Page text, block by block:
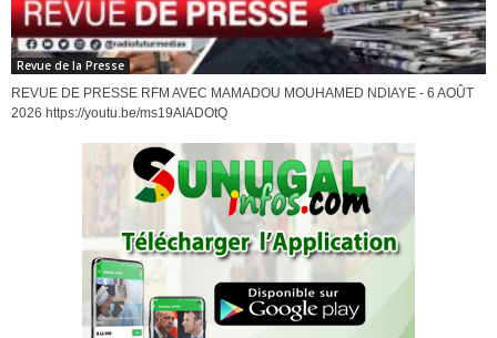
Revue de la Presse
REVUE DE PRESSE RFM AVEC MAMADOU MOUHAMED NDIAYE - 6 AOÛT
2026 https://youtu.be/ms19AIADOtQ